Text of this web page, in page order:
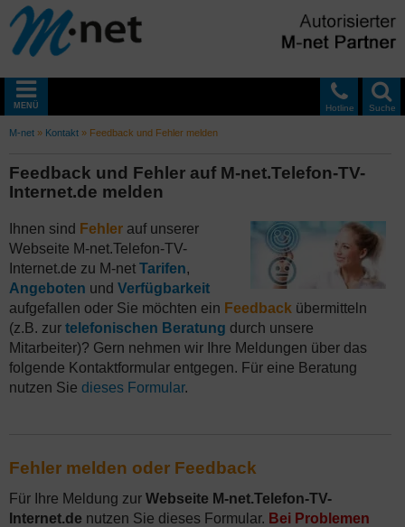
Suche
Hotline
MENÜ
M-net » Kontakt » Feedback und Fehler melden
Feedback und Fehler auf M-net.Telefon-TV-
Internet.de melden
Ihnen sind Fehler auf unserer
Webseite M-net.Telefon-TV-
Internet.de zu M-net Tarifen,
Angeboten und Verfügbarkeit
aufgefallen oder Sie möchten ein Feedback übermitteln
(z.B. zur telefonischen Beratung durch unsere
Mitarbeiter)? Gern nehmen wir Ihre Meldungen über das
folgende Kontaktformular entgegen. Für eine Beratung
nutzen Sie dieses Formular.
Fehler melden oder Feedback
Für Ihre Meldung zur Webseite M-net.Telefon-TV-
Internet.de nutzen Sie dieses Formular. Bei Problemen